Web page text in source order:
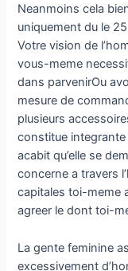
Neanmoins cela
uniquement du le
Votre vision de
vous-meme
dans parvenirOu
mesure de
plusieurs
constitue integrante
acabit qu’elle se
concerne a travers
capitales toi-meme
agreer le dont toi-
La gente feminine
excessivement